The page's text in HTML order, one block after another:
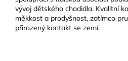
vývoj dětského chodidla. Kvalitní
měkkost a prodyšnost, zatímco
přirozený kontakt se zemí.